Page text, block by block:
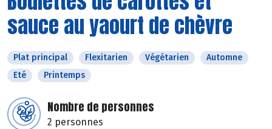
sauce au yaourt de chèvre
Plat principal Flexitarien Végétarien
Automne
Eté
Printemps
Nombre de personnes
2 personnes